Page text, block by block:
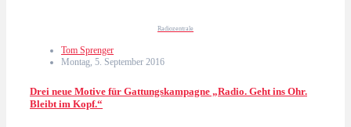
Radiozentrale
Tom Sprenger
Montag, 5. September 2016
Drei neue Motive für Gattungskampagne „Radio. Geht ins Ohr.
Bleibt im Kopf.“